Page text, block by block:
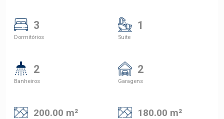
3
Dormitórios
1
Suite
2
Banheiros
2
Garagens
200.00 m² 180.00 m²